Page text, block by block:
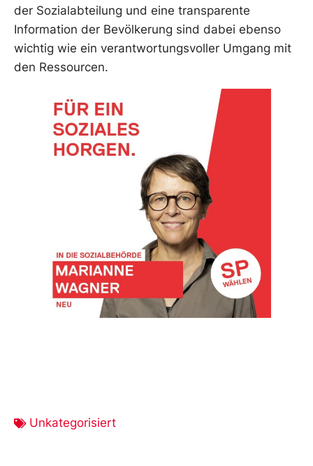
der Sozialabteilung und eine transparente
Information der Bevölkerung sind dabei ebenso
wichtig wie ein verantwortungsvoller Umgang mit
den Ressourcen.
Unkategorisiert